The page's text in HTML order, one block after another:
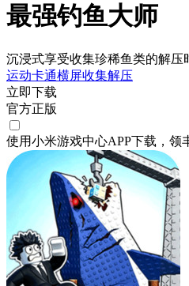
最强钓鱼大师
沉浸式享受收集珍稀鱼类的解压
运动卡通横屏收集解压
立即下载
官方正版
使用小米游戏中心APP下载 ，领